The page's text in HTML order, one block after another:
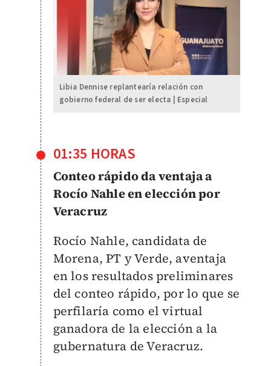
Libia Dennise replantearía relación con
gobierno federal de ser electa | Especial
01:35 HORAS
Conteo rápido da ventaja a
Rocío Nahle en elección por
Veracruz
Rocío Nahle, candidata de
Morena, PT y Verde, aventaja
en los resultados preliminares
del conteo rápido, por lo que se
perfilaría como el virtual
ganadora de la elección a la
gubernatura de Veracruz.